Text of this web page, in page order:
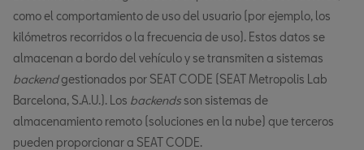
como el comportamiento de uso del usuario (por ejemplo, los
kilómetros recorridos o la frecuencia de uso). Estos datos se
almacenan a bordo del vehículo y se transmiten a sistemas
backendgestionados por SEAT CODE (SEAT Metropolis Lab
Barcelona, S.A.U.). Los backends son sistemas de
almacenamiento remoto (soluciones en la nube) que terceros
pueden proporcionar a SEAT CODE.